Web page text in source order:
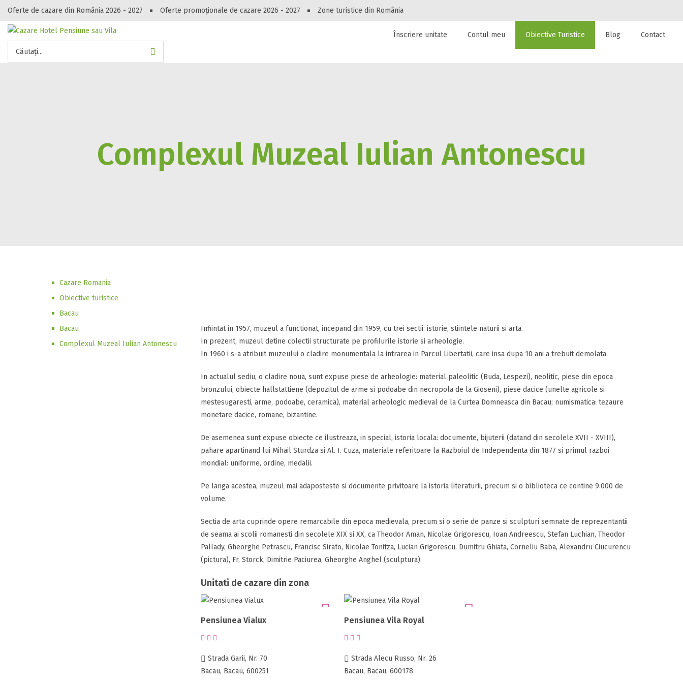
Oferte de cazare din România 2026 - 2027 Oferte promoționale de cazare 2026 - 2027 Zone turistice din România
Căutați...
Peste 10549 oferte de cazare!
Gasești hoteluri, pensiuni, vile, apartamente sau alte unitați de cazare la
Înscriere unitate Contul meu Obiective Turistice Blog Contact
Complexul Muzeal Iulian Antonescu
Cazare Romania
Obiective turistice
Bacau
Bacau
Complexul Muzeal Iulian Antonescu
Infiintat in 1957, muzeul a functionat, incepand din 1959, cu trei sectii: istorie, stiintele naturii si arta.
In prezent, muzeul detine colectii structurate pe profilurile istorie si arheologie.
In 1960 i s-a atribuit muzeului o cladire monumentala la intrarea in Parcul Libertatii, care insa dupa 10 ani a trebuit demolata.
In actualul sediu, o cladire noua, sunt expuse piese de arheologie: material paleolitic (Buda, Lespezi), neolitic, piese din epoca
bronzului, obiecte hallstattiene (depozitul de arme si podoabe din necropola de la Gioseni), piese dacice (unelte agricole si
mestesugaresti, arme, podoabe, ceramica), material arheologic medieval de la Curtea Domneasca din Bacau; numismatica: tezaure
monetare dacice, romane, bizantine.
De asemenea sunt expuse obiecte ce ilustreaza, in special, istoria locala: documente, bijuterii (datand din secolele XVII - XVIII),
pahare apartinand lui Mihail Sturdza si Al. I. Cuza, materiale referitoare la Razboiul de Independenta din 1877 si primul razboi
mondial: uniforme, ordine, medalii.
Pe langa acestea, muzeul mai adaposteste si documente privitoare la istoria literaturii, precum si o biblioteca ce contine 9.000 de
volume.
Sectia de arta cuprinde opere remarcabile din epoca medievala, precum si o serie de panze si sculpturi semnate de reprezentantii
de seama ai scolii romanesti din secolele XIX si XX, ca Theodor Aman, Nicolae Grigorescu, Ioan Andreescu, Stefan Luchian, Theodor
Pallady, Gheorghe Petrascu, Francisc Sirato, Nicolae Tonitza, Lucian Grigorescu, Dumitru Ghiata, Corneliu Baba, Alexandru Ciucurencu
(pictura), Fr, Storck, Dimitrie Paciurea, Gheorghe Anghel (sculptura).
Unitati de cazare din zona
Pensiunea Vialux
Strada Garii, Nr. 70
Bacau, Bacau, 600251
Pensiunea Vila Royal
Strada Alecu Russo, Nr. 26
Bacau, Bacau, 600178